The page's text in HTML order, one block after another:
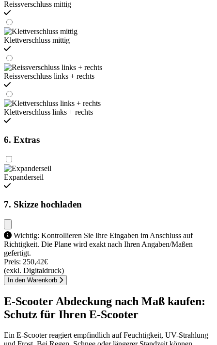
Reissverschluss mittig
Klettverschluss mittig
Reissverschluss links + rechts
Klettverschluss links + rechts
6. Extras
Expanderseil
7. Skizze hochladen
Wichtig: Kontrollieren Sie Ihre Eingaben im Anschluss auf
Richtigkeit. Die Plane wird exakt nach Ihren Angaben/Maßen
gefertigt.
Preis: 250,42€
(exkl. Digitaldruck)
In den Warenkorb
E-Scooter Abdeckung nach Maß kaufen:
Schutz für Ihren E-Scooter
Ein E-Scooter reagiert empfindlich auf Feuchtigkeit, UV-Strahlung